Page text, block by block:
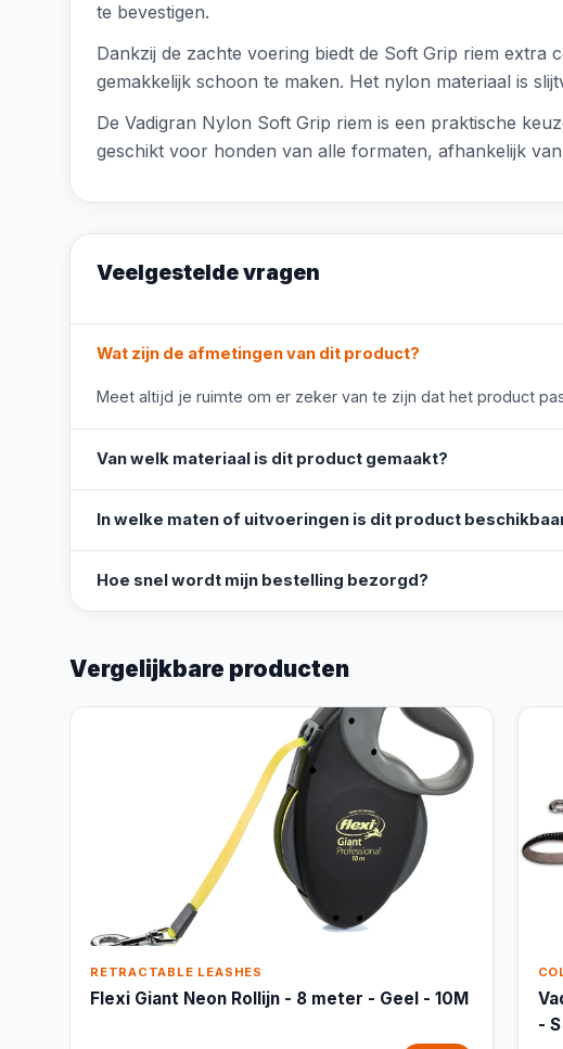
te bevestigen.
Dankzij de zachte voering biedt de Soft Grip riem
gemakkelijk schoon te maken. Het nylon materiaal is
De Vadigran Nylon Soft Grip riem is een praktische
geschikt voor honden van alle formaten, afhankelijk
Veelgestelde vragen
Wat zijn de afmetingen van dit product?
Meet altijd je ruimte om er zeker van te zijn dat het product
Van welk materiaal is dit product gemaakt?
In welke maten of uitvoeringen is dit product
Hoe snel wordt mijn bestelling bezorgd?
Vergelijkbare producten
RETRACTABLE LEASHES
Flexi Giant Neon Rollijn - 8 meter - Geel - 10M
- S